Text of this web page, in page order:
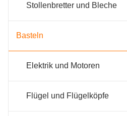
Stollenbretter und Bleche
Basteln
Elektrik und Motoren
Flügel und Flügelköpfe